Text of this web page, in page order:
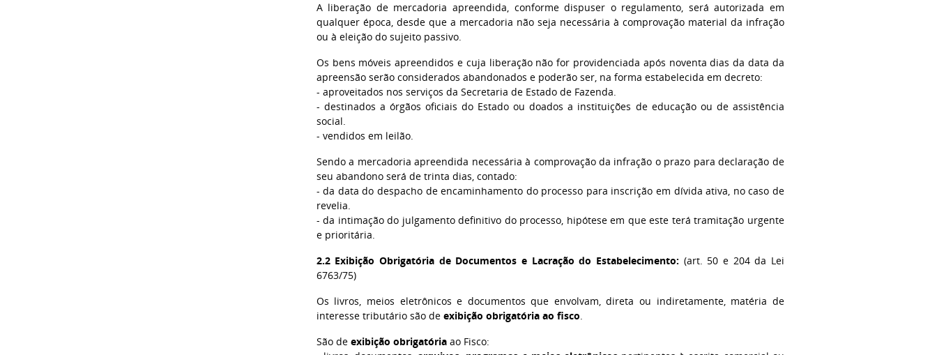
A liberação de mercadoria apreendida, conforme dispuser o regulamento, será autorizada em
qualquer época, desde que a mercadoria não seja necessária à comprovação material da infração
ou à eleição do sujeito passivo.
Os bens móveis apreendidos e cuja liberação não for providenciada após noventa dias da data da
apreensão serão considerados abandonados e poderão ser, na forma estabelecida em decreto:
- aproveitados nos serviços da Secretaria de Estado de Fazenda.
- destinados a órgãos oficiais do Estado ou doados a instituições de educação ou de assistência
social.
- vendidos em leilão.
Sendo a mercadoria apreendida necessária à comprovação da infração o prazo para declaração de
seu abandono será de trinta dias, contado:
- da data do despacho de encaminhamento do processo para inscrição em dívida ativa, no caso de
revelia.
- da intimação do julgamento definitivo do processo, hipótese em que este terá tramitação urgente
e prioritária.
2.2 Exibição Obrigatória de Documentos e Lacração do Estabelecimento: (art. 50 e 204 da Lei
6763/75)
Os livros, meios eletrônicos e documentos que envolvam, direta ou indiretamente, matéria de
interesse tributário são de exibição obrigatória ao fisco.
São de exibição obrigatóriaao Fisco: